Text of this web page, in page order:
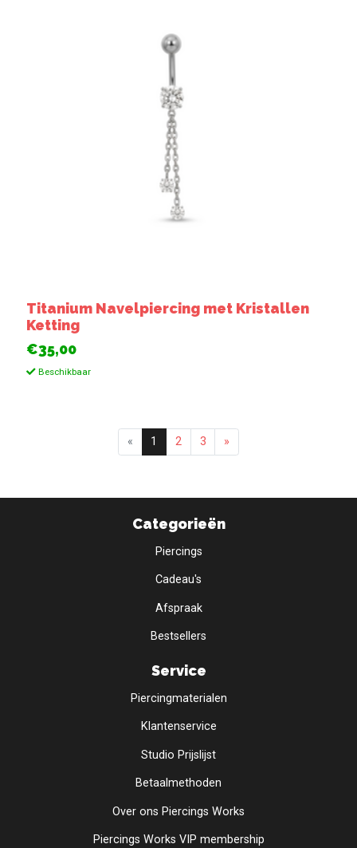
Titanium Navelpiercing met Kristallen
Ketting
€35,00
Beschikbaar
« 1 2 3 »
Categorieën
Piercings
Cadeau's
Afspraak
Bestsellers
Service
Piercingmaterialen
Klantenservice
Studio Prijslijst
Betaalmethoden
Over ons Piercings Works
Piercings Works VIP membership